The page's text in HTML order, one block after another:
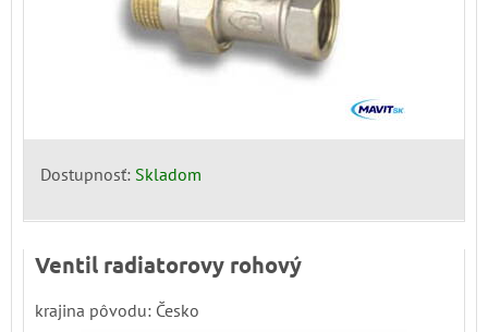
Dostupnosť: Skladom
Ventil radiatorovy rohový
krajina pôvodu: Česko